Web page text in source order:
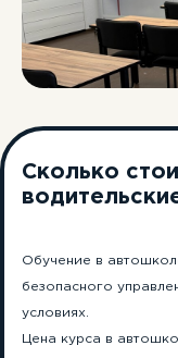
Сколько
Обучение в
безопасного
условиях.
Цена курса в